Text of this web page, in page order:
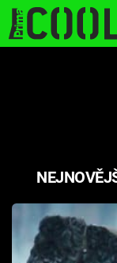
Témata
Filmy